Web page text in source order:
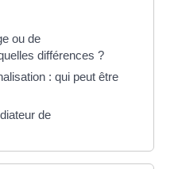
ou de
différences ?
: qui peut être
de